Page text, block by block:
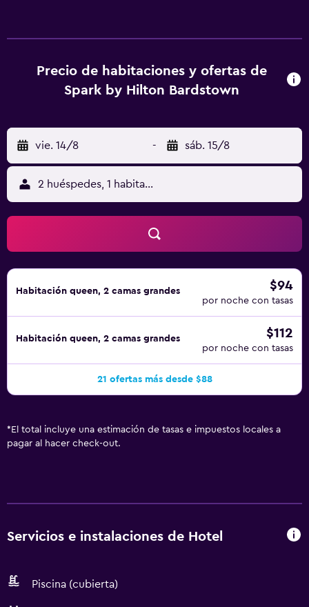
Precio de habitaciones y ofertas de
Spark by Hilton Bardstown
vie. 14/8 - sáb. 15/8
2 huéspedes, 1 habitación
Habitación queen, 2 camas grandes $94
por noche con tasas
Habitación queen, 2 camas grandes $112
por noche con tasas
21 ofertas más desde $88
* El total incluye una estimación de tasas e impuestos locales a
pagar al hacer check-out.
Servicios e instalaciones de Hotel
Piscina (cubierta)